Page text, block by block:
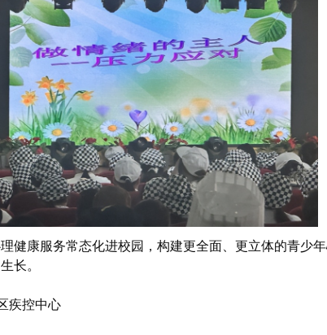
健康服务常态化进校园，构建更全面、更立体的青少
长。
疾控中心